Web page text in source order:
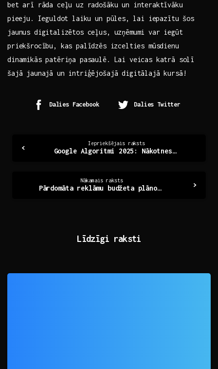
bet ‌arī rāda ceļu uz radošāku un interaktīvāku
⁣pieeju.‍ Ieguldot laiku un pūles, ⁢lai iepazītu šos
jaunus ​digitalizētos ceļus, uzņēmumi var iegūt
priekšrocību, ​kas palīdzēs⁢ izcelties mūsdienu
dinamikās patēriņa pasaulē. Lai veicas katrā solī
šajā jaunajā un intriģējošajā digitālajā kursā!
Dalies Facebook Dalies Twitter
Iepriekšējais raksts
Google Algoritmi 2025: Nākotnes Mezgli Digitālajā Pasaule
Nākamais raksts
Pārdomāta reklāmu budžeta plānošana: ceļš uz panākumiem
Līdzīgi raksti